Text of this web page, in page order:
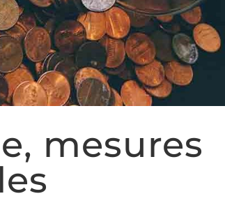
mesures